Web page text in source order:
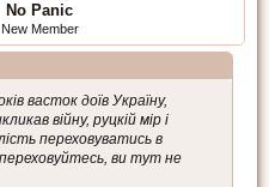
No Panic
New Member
васток доїв Україну,
війну, руцкій мір і
переховуватись в
ви тут не